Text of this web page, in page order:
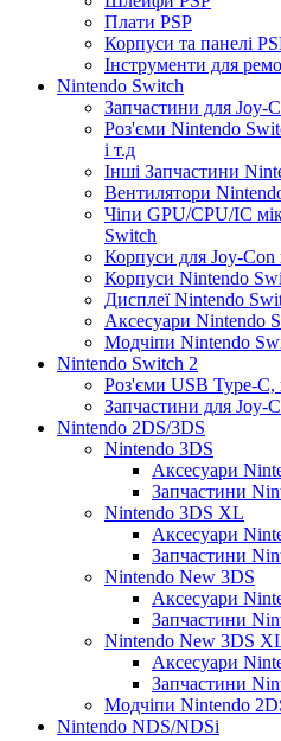
Плати PSP
Корпуси та панелі
Інструменти для
Nintendo Switch
Запчастини для Joy-
Роз'єми Nintendo
і т.д
Інші Запчастини
Вентилятори
Чіпи GPU/CPU/IC
Switch
Корпуси для Joy-Con
Корпуси Nintendo
Дисплеї Nintendo
Аксесуари Nintendo
Модчіпи Nintendo
Nintendo Switch 2
Роз'єми USB Type-C,
Запчастини для Joy-
Nintendo 2DS/3DS
Nintendo 3DS
Аксесуари
Запчастини
Nintendo 3DS XL
Аксесуари
Запчастини
Nintendo New 3DS
Аксесуари
Запчастини
Nintendo New 3DS
Аксесуари
Запчастини
Модчіпи Nintendo
Nintendo NDS/NDSi